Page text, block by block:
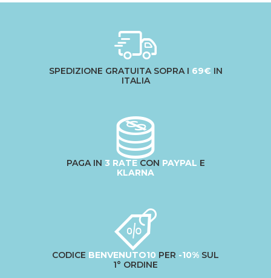
SPEDIZIONE GRATUITA SOPRA I 69€ IN
ITALIA
PAGA IN 3 RATECON PAYPAL E
KLARNA
CODICE BENVENUTO10 PER -10% SUL
1° ORDINE